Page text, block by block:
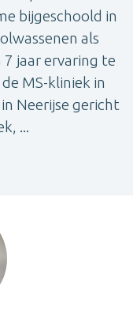
bijgeschoold in
als
jaar ervaring te
MS-kliniek in
Neerijse gericht
...